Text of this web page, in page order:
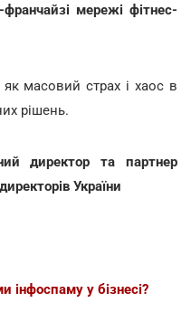
мережі фітнес-
масовий страх і хаос в
рішень.
директор та партнер
України
інфоспаму у бізнесі?